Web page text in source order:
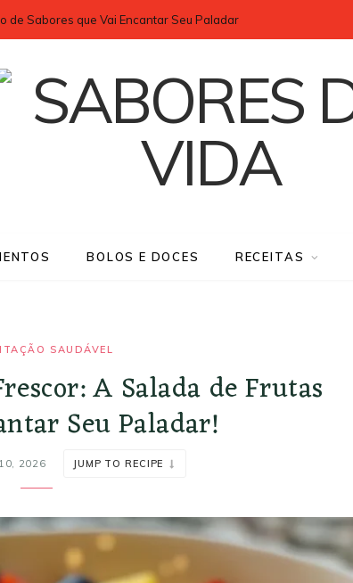
de Sabores que Vai Encantar Seu Paladar
BOLOS E DOCES RECEITAS
SAUDÁVEL
A Salada de Frutas
Seu Paladar!
10, 2026 JUMP TO RECIPE